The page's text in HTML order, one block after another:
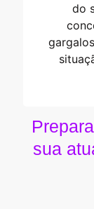
do
sua